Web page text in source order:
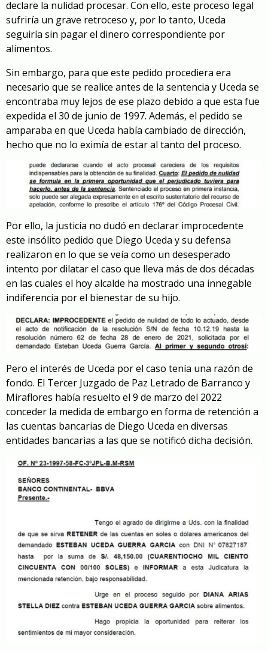
declare la nulidad procesar. Con ello, este proceso legal
sufriría un grave retroceso y, por lo tanto, Uceda
seguiría sin pagar el dinero correspondiente por
alimentos.
Sin embargo, para que este pedido procediera era
necesario que se realice antes de la sentencia y Uceda se
encontraba muy lejos de ese plazo debido a que esta fue
expedida el 30 de junio de 1997. Además, el pedido se
amparaba en que Uceda había cambiado de dirección,
hecho que no lo eximía de estar al tanto del proceso.
Por ello, la justicia no dudó en declarar improcedente
este insólito pedido que Diego Uceda y su defensa
realizaron en lo que se veía como un desesperado
intento por dilatar el caso que lleva más de dos décadas
en las cuales el hoy alcalde ha mostrado una innegable
indiferencia por el bienestar de su hijo.
Pero el interés de Uceda por el caso tenía una razón de
fondo. El Tercer Juzgado de Paz Letrado de Barranco y
Miraflores había resuelto el 9 de marzo del 2022
conceder la medida de embargo en forma de retención a
las cuentas bancarias de Diego Uceda en diversas
entidades bancarias a las que se notificó dicha decisión.